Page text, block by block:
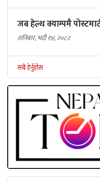
जब हेल्थ क्याम्पमै
शनिबार, भदौ १४, २०८२
सबै हेर्नुहोस